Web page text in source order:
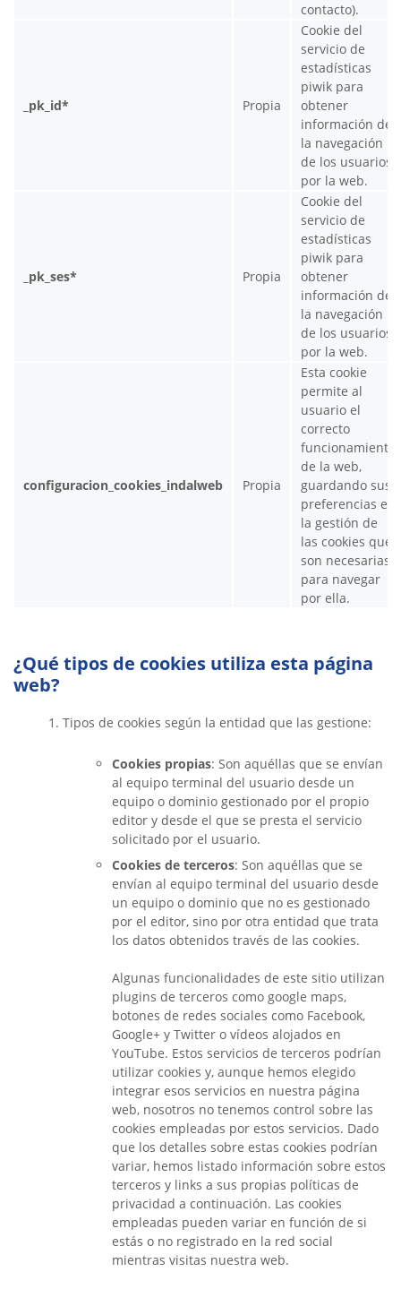
contacto).
_pk_id* Propia
Cookie del
servicio de
estadísticas
piwik para
obtener
información de
la navegación
de los usuarios
por la web.
_pk_ses* Propia
Cookie del
servicio de
estadísticas
piwik para
obtener
información de
la navegación
de los usuarios
por la web.
configuracion_cookies_indalweb Propia
Esta cookie
permite al
usuario el
correcto
funcionamiento
de la web,
guardando sus
preferencias en
la gestión de
las cookies que
son necesarias
para navegar
por ella.
¿Qué tipos de cookies utiliza esta página
web?
Tipos de cookies según la entidad que las gestione:
Cookies propias: Son aquéllas que se envían
al equipo terminal del usuario desde un
equipo o dominio gestionado por el propio
editor y desde el que se presta el servicio
solicitado por el usuario.
Cookies de terceros: Son aquéllas que se
envían al equipo terminal del usuario desde
un equipo o dominio que no es gestionado
por el editor, sino por otra entidad que trata
los datos obtenidos través de las cookies.
Algunas funcionalidades de este sitio utilizan
plugins de terceros como google maps,
botones de redes sociales como Facebook,
Google+ y Twitter o vídeos alojados en
YouTube. Estos servicios de terceros podrían
utilizar cookies y, aunque hemos elegido
integrar esos servicios en nuestra página
web, nosotros no tenemos control sobre las
cookies empleadas por estos servicios. Dado
que los detalles sobre estas cookies podrían
variar, hemos listado información sobre estos
terceros y links a sus propias políticas de
privacidad a continuación. Las cookies
empleadas pueden variar en función de si
estás o no registrado en la red social
mientras visitas nuestra web.